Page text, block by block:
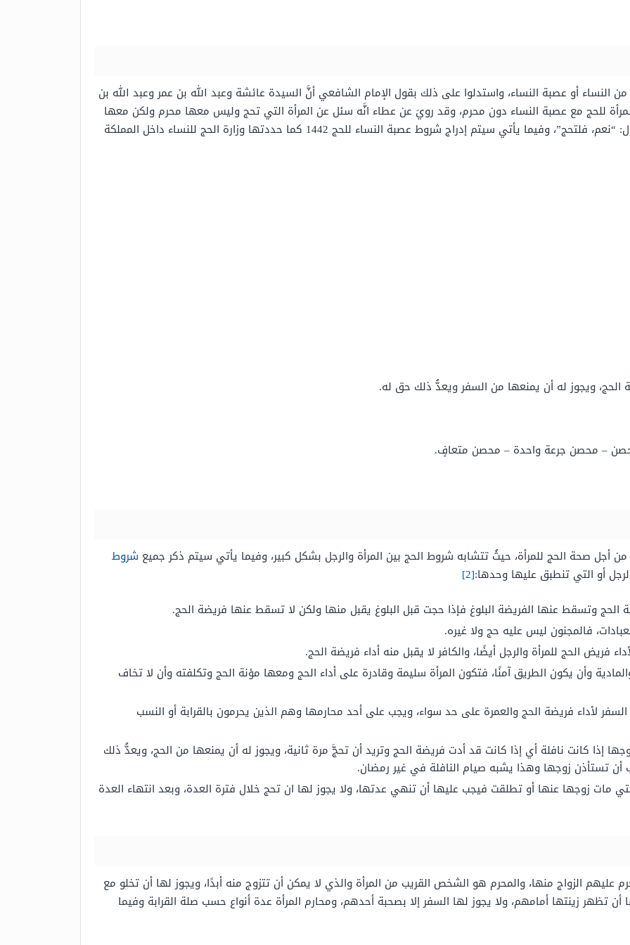
النساء أو عصبة النساء، واستدلوا على ذلك بقول الإمام الشافعي أنَّ السيدة عائشة وعبد الله بن عمر وعبد الله بن
للحج مع عصبة النساء دون محرم، وقد رويَ عن عطاء انَّه سئل عن المرأة التي تحج وليس معها محرم ولكن معها
ولائد وموْلَياتٍ يلين إنزالها وحفظها ورفعها، فقال: “نعم، فلتحج”، وفيما يأتي سيتم إدراج شروط عصبة النساء للحج 1442 كما حددتها وزارة الحج للنساء داخل المملكة
الحج، ويجوز له أن يمنعها من السفر ويعدُّ ذلك حق له.
محصن – محصن جرعة واحدة – محصن متعافٍ.
صحة الحج للمرأة، حيثُ تتشابه شروط الحج بين المرأة والرجل بشكل كبير، وفيما يأتي سيتم ذكر جميع شروط
أو التي تنطبق عليها وحدها:[2]
وتسقط عنها الفريضة البلوغ فإذا حجت قبل البلوغ يقبل منها ولكن لا تسقط عنها فريضة الحج.
فالمجنون ليس عليه حج ولا غيره.
فريض الحج للمرأة والرجل أيضًا، والكافر لا يقبل منه أداء فريضة الحج.
وأن يكون الطريق آمنًا، فتكون المرأة سليمة وقادرة على أداء الحج ومعها مؤنة الحج وتكلفته وأن لا تخاف
لأداء فريضة الحج والعمرة على حد سواء، ويجب على أحد محارمها وهم الذين يحرمون بالقرابة أو النسب
إذا كانت نافلة أي إذا كانت قد أدت فريضة الحج وتريد أن تحجَّ مرة ثانية، ويجوز له أن يمنعها من الحج، ويعدُّ ذلك
أن تستأذن زوجها وهذا يشبه صيام النافلة في غير رمضان.
مات زوجها عنها أو تطلقت فيجب عليها أن تنهي عدتها، ولا يجوز لها ان تحج خلال فترة العدة، وبعد انتهاء العدة
عليهم الزواج منها، والمحرم هو الشخص القريب من المرأة والذي لا يمكن أن تتزوج منه أبدًا، ويجوز لها أن تخلو مع
زينتها أمامهم، ولا يجوز لها السفر إلا بصحبة أحدهم، ومحارم المرأة عدة أنواع حسب صلة القرابة وفيما